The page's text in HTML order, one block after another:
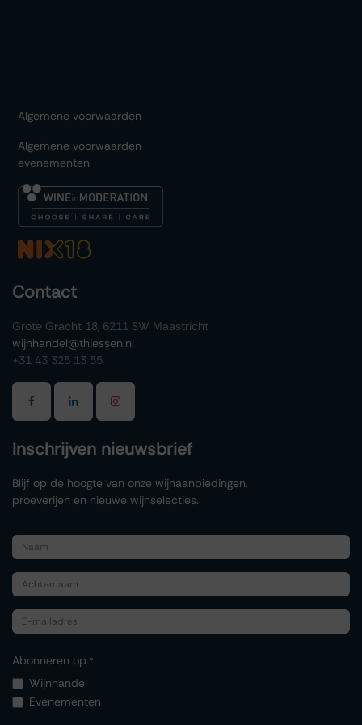
Algemene voorwaarden
Algemene voorwaarden
evenementen
Contact
Grote Gracht 18, 6211 SW Maastricht
wijnhandel@thiessen.nl
+31 43 325 13 55
Inschrijven nieuwsbrief
Blijf op de hoogte van onze wijnaanbiedingen,
proeverijen en nieuwe wijnselecties.
Abonneren op *
Wijnhandel
Evenementen